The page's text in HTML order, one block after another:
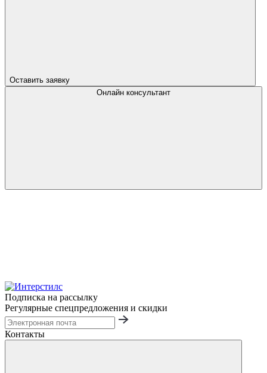
Оставить заявку
Онлайн консультант
Подписка на рассылку
Регулярные спецпредложения и скидки
Контакты